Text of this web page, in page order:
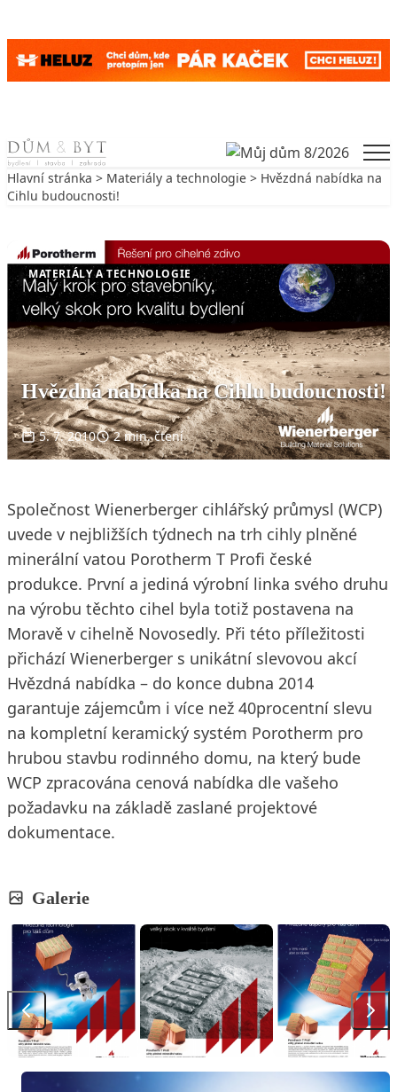
Skip to content
Hlavní stránka > Materiály a technologie > Hvězdná nabídka na
Cihlu budoucnosti!
MATERIÁLY A TECHNOLOGIE
Hvězdná nabídka na Cihlu budoucnosti!
5. 7. 2010 2 min. čtení
Společnost Wienerberger cihlářský průmysl (WCP)
uvede v nejbližších týdnech na trh cihly plněné
minerální vatou Porotherm T Profi české
produkce. První a jediná výrobní linka svého druhu
na výrobu těchto cihel byla totiž postavena na
Moravě v cihelně Novosedly. Při této příležitosti
přichází Wienerberger s unikátní slevovou akcí
Hvězdná nabídka – do konce dubna 2014
garantuje zájemcům i více než 40procentní slevu
na kompletní keramický systém Porotherm pro
hrubou stavbu rodinného domu, na který bude
WCP zpracována cenová nabídka dle vašeho
požadavku na základě zaslané projektové
dokumentace.
Galerie